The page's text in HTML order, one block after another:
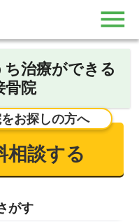
治療ができる
骨院
お探しの方へ
相談する
がす